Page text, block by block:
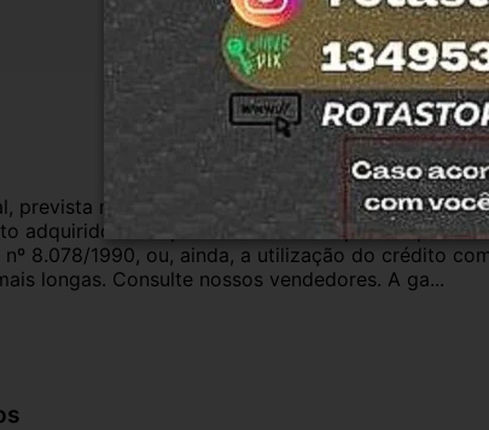
Garantia Certificado
prevista no Código de Defesa do Consumidor,
adquirido.Na impossibilidade de reparar o
nº 8.078/1990, ou, ainda, a utilização do crédito
longas. Consulte nossos vendedores. A ga...